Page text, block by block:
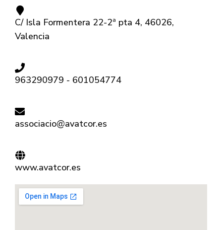
C/ Isla Formentera 22-2ª pta 4, 46026,
Valencia
963290979 - 601054774
associacio@avatcor.es
www.avatcor.es